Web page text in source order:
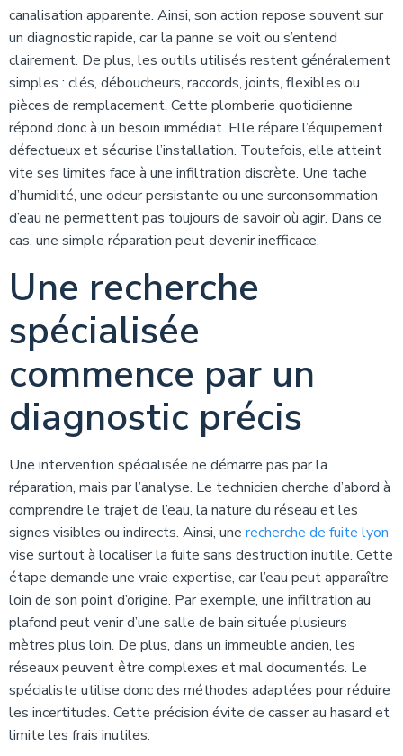
canalisation apparente. Ainsi, son action repose souvent sur
un diagnostic rapide, car la panne se voit ou s’entend
clairement. De plus, les outils utilisés restent généralement
simples : clés, déboucheurs, raccords, joints, flexibles ou
pièces de remplacement. Cette plomberie quotidienne
répond donc à un besoin immédiat. Elle répare l’équipement
défectueux et sécurise l’installation. Toutefois, elle atteint
vite ses limites face à une infiltration discrète. Une tache
d’humidité, une odeur persistante ou une surconsommation
d’eau ne permettent pas toujours de savoir où agir. Dans ce
cas, une simple réparation peut devenir inefficace.
Une recherche
spécialisée
commence par un
diagnostic précis
Une intervention spécialisée ne démarre pas par la
réparation, mais par l’analyse. Le technicien cherche d’abord à
comprendre le trajet de l’eau, la nature du réseau et les
signes visibles ou indirects. Ainsi, une recherche de fuite lyon
vise surtout à localiser la fuite sans destruction inutile. Cette
étape demande une vraie expertise, car l’eau peut apparaître
loin de son point d’origine. Par exemple, une infiltration au
plafond peut venir d’une salle de bain située plusieurs
mètres plus loin. De plus, dans un immeuble ancien, les
réseaux peuvent être complexes et mal documentés. Le
spécialiste utilise donc des méthodes adaptées pour réduire
les incertitudes. Cette précision évite de casser au hasard et
limite les frais inutiles.